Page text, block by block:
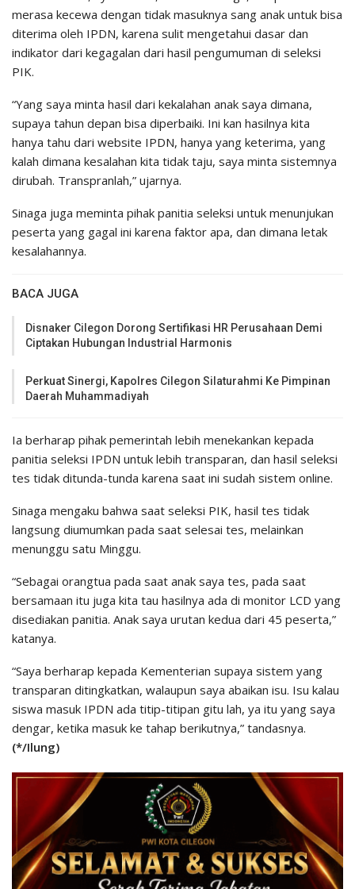
merasa kecewa dengan tidak masuknya sang anak untuk bisa
diterima oleh IPDN, karena sulit mengetahui dasar dan
indikator dari kegagalan dari hasil pengumuman di seleksi
PIK.
“Yang saya minta hasil dari kekalahan anak saya dimana,
supaya tahun depan bisa diperbaiki. Ini kan hasilnya kita
hanya tahu dari website IPDN, hanya yang keterima, yang
kalah dimana kesalahan kita tidak taju, saya minta sistemnya
dirubah. Transpranlah,” ujarnya.
Sinaga juga meminta pihak panitia seleksi untuk menunjukan
peserta yang gagal ini karena faktor apa, dan dimana letak
kesalahannya.
BACA JUGA
Disnaker Cilegon Dorong Sertifikasi HR Perusahaan Demi
Ciptakan Hubungan Industrial Harmonis
Perkuat Sinergi, Kapolres Cilegon Silaturahmi Ke Pimpinan
Daerah Muhammadiyah
Ia berharap pihak pemerintah lebih menekankan kepada
panitia seleksi IPDN untuk lebih transparan, dan hasil seleksi
tes tidak ditunda-tunda karena saat ini sudah sistem online.
Sinaga mengaku bahwa saat seleksi PIK, hasil tes tidak
langsung diumumkan pada saat selesai tes, melainkan
menunggu satu Minggu.
“Sebagai orangtua pada saat anak saya tes, pada saat
bersamaan itu juga kita tau hasilnya ada di monitor LCD yang
disediakan panitia. Anak saya urutan kedua dari 45 peserta,”
katanya.
“Saya berharap kepada Kementerian supaya sistem yang
transparan ditingkatkan, walaupun saya abaikan isu. Isu kalau
siswa masuk IPDN ada titip-titipan gitu lah, ya itu yang saya
dengar, ketika masuk ke tahap berikutnya,” tandasnya.
(*/Ilung)